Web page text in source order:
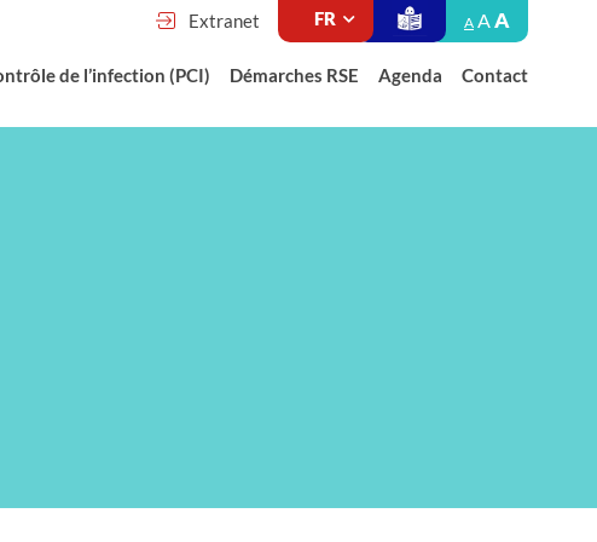
Extranet A AA
de l’infection (PCI) Démarches RSE Agenda Contact